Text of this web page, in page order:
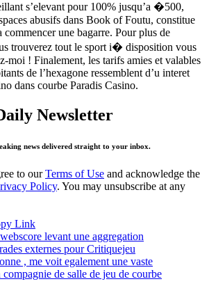
s’elevant pour 100% jusqu’a �500,
abusifs dans Book of Foutu, constitue
une bagarre. Pour plus de
trouverez tout le sport i� disposition vous
moi ! Finalement, les tarifs amies et valables
de l’hexagone ressemblent d’u interet
dans courbe Paradis Casino.
Newsletter
news delivered straight to your inbox.
to ourTerms of Use and acknowledge the
Policy. You may unsubscribe at any
Link
levant une aggregation
externes pour Critiquejeu
, me voit egalement une vaste
de salle de jeu de courbe